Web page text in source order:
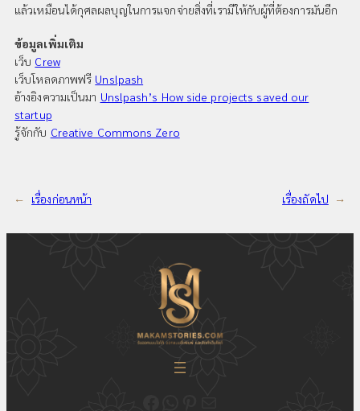
แล้วเหมือนได้กุศลผลบุญในการแจกจ่ายสิ่งที่เรามีให้กับผู้ที่ต้องการมันอีก
ข้อมูลเพิ่มเติม
เว็บ Crew
เว็บโหลดภาพฟรี Unslpash
อ้างอิงความเป็นมา Unslpash’s How side projects saved our
startup
รู้จักกับ Creative Commons Zero
← เรื่องก่อนหน้า เรื่องถัดไป →